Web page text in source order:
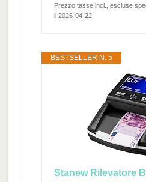
Prezzo tasse incl., escluse
il 2026-04-22
BESTSELLER N. 5
Stanew Rilevatore